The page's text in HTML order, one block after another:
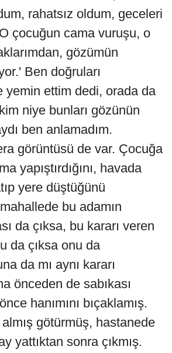
rahatsız oldum, geceleri
çocuğun cama vuruşu, o
gözümün
Ben doğruları
yemin ettim dedi, orada da
niye bunları gözünün
ben anlamadım.
görüntüsü de var. Çocuğa
yapıştırdığını, havada
yere düştüğünü
bu adamın
da çıksa, bu kararı veren
da çıksa onu da
da mı aynı kararı
önceden de sabıkası
hanımını bıçaklamış.
götürmüş, hastanede
yattıktan sonra çıkmış.